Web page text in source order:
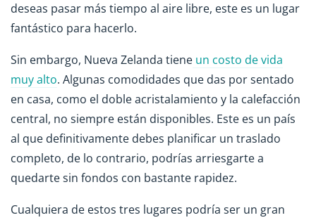
deseas pasar más tiempo al aire libre, este es un lugar
fantástico para hacerlo.
Sin embargo, Nueva Zelanda tiene un costo de vida
muy alto. Algunas comodidades que das por sentado
en casa, como el doble acristalamiento y la calefacción
central, no siempre están disponibles. Este es un país
al que definitivamente debes planificar un traslado
completo, de lo contrario, podrías arriesgarte a
quedarte sin fondos con bastante rapidez.
Cualquiera de estos tres lugares podría ser un gran